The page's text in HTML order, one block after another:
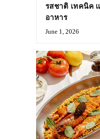
รสชาติ เทคนิค
อาหาร
June 1, 2026